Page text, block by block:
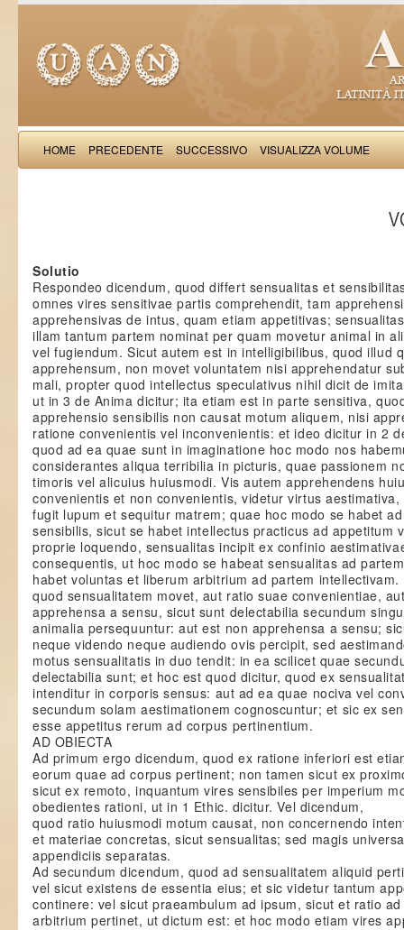
HOME PRECEDENTE SUCCESSIVO VISUALIZZA VOLUME
Solutio
Respondeo dicendum, quod differt sensualitas et
omnes vires sensitivae partis comprehendit, tam
apprehensivas de intus, quam etiam appetitivas;
illam tantum partem nominat per quam movetur animal in
vel fugiendum. Sicut autem est in intelligibilibus, quod illud
apprehensum, non movet voluntatem nisi apprehendatur
mali, propter quod intellectus speculativus nihil dicit de
ut in 3 de Anima dicitur; ita etiam est in parte sensitiva,
apprehensio sensibilis non causat motum aliquem, nisi
ratione convenientis vel inconvenientis: et ideo dicitur in 2
quod ad ea quae sunt in imaginatione hoc modo nos
considerantes aliqua terribilia in picturis, quae passionem
timoris vel alicuius huiusmodi. Vis autem apprehendens
convenientis et non convenientis, videtur virtus
fugit lupum et sequitur matrem; quae hoc modo se habet
sensibilis, sicut se habet intellectus practicus ad appetitum
proprie loquendo, sensualitas incipit ex confinio
consequentis, ut hoc modo se habeat sensualitas ad
habet voluntas et liberum arbitrium ad partem
quod sensualitatem movet, aut ratio suae convenientiae,
apprehensa a sensu, sicut sunt delectabilia secundum
animalia persequuntur: aut est non apprehensa a sensu;
neque videndo neque audiendo ovis percipit, sed
motus sensualitatis in duo tendit: in ea scilicet quae
delectabilia sunt; et hoc est quod dicitur, quod ex
intenditur in corporis sensus: aut ad ea quae nociva vel
secundum solam aestimationem cognoscuntur; et sic ex
esse appetitus rerum ad corpus pertinentium.
AD OBIECTA
Ad primum ergo dicendum, quod ex ratione inferiori est
eorum quae ad corpus pertinent; non tamen sicut ex
sicut ex remoto, inquantum vires sensibiles per imperium
obedientes rationi, ut in 1 Ethic. dicitur. Vel dicendum,
quod ratio huiusmodi motum causat, non concernendo
et materiae concretas, sicut sensualitas; sed magis
appendiciis separatas.
Ad secundum dicendum, quod ad sensualitatem aliquid
vel sicut existens de essentia eius; et sic videtur tantum
continere: vel sicut praeambulum ad ipsum, sicut et ratio
arbitrium pertinet, ut dictum est: et hoc modo etiam vires